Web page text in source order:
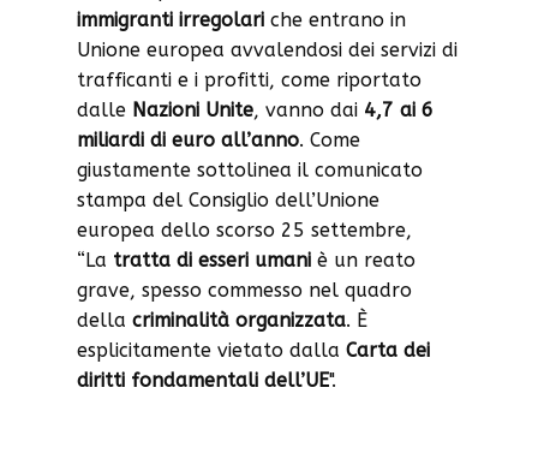
immigranti irregolari che entrano in
Unione europea avvalendosi dei servizi di
trafficanti e i profitti, come riportato
dalle Nazioni Unite, vanno dai 4,7 ai 6
miliardi di euro all’anno. Come
giustamente sottolinea il comunicato
stampa del Consiglio dell’Unione
europea dello scorso 25 settembre,
“La tratta di esseri umani è un reato
grave, spesso commesso nel quadro
della criminalità organizzata. È
esplicitamente vietato dalla Carta dei
diritti fondamentali dell’UE".